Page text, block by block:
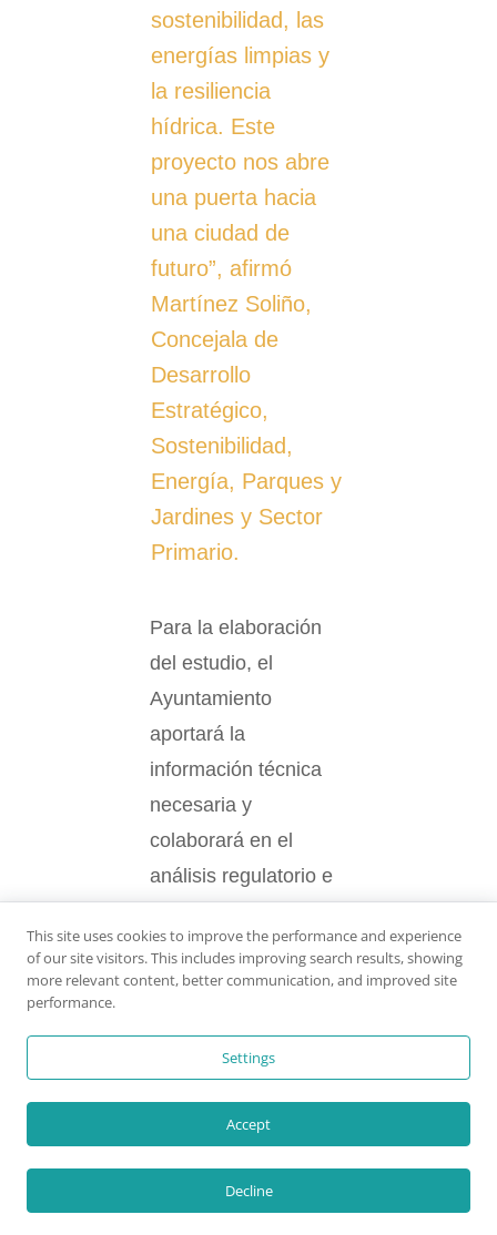
sostenibilidad, las
energías limpias y
la resiliencia
hídrica. Este
proyecto nos abre
una puerta hacia
una ciudad de
futuro”, afirmó
Martínez Soliño,
Concejala de
Desarrollo
Estratégico,
Sostenibilidad,
Energía, Parques y
Jardines y Sector
Primario.
Para la elaboración
del estudio, el
Ayuntamiento
aportará la
información técnica
necesaria y
colaborará en el
análisis regulatorio e
que DesaLIFE
coordinará y ejecutará
compartiendo sus
consistorio para su
Como parte del
This site uses cookies to improve the performance and experience
of our site visitors. This includes improving search results, showing
more relevant content, better communication, and improved site
performance.
Settings
Accept
Decline